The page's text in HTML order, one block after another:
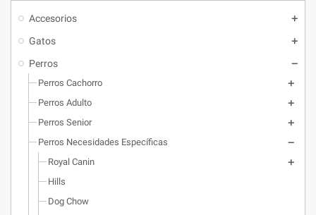
Accesorios
Gatos
Perros
Perros Cachorro
Perros Adulto
Perros Senior
Perros Necesidades Específicas
Royal Canin
Hills
Dog Chow